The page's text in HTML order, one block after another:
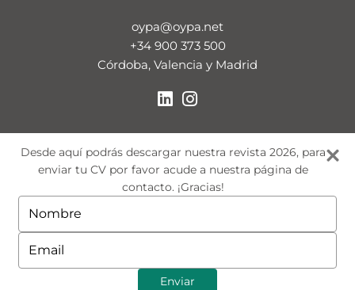
oypa@oypa.net
+34 900 373 500
Córdoba, Valencia y Madrid
AVISO LEGALPOLÍTICA DE PRIVACIDADPOLÍTICA DE COOKIES
Desde aquí podrás descargar nuestra revista 2026, para
enviar tu CV por favor acude a nuestra página de
contacto. ¡Gracias!
su
nombre
su
correo
Enviar